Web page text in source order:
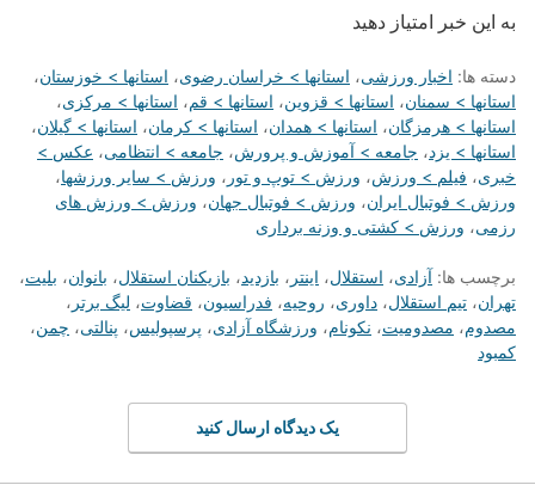
به این خبر امتیاز دهید
دسته ها: اخبار ورزشی، استانها > خراسان رضوی، استانها > خوزستان،
استانها > سمنان، استانها > قزوین، استانها > قم، استانها > مرکزی،
استانها > هرمزگان، استانها > همدان، استانها > کرمان، استانها > گیلان،
استانها > یزد، جامعه > آموزش و پرورش، جامعه > انتظامی، عکس >
خبری، فیلم > ورزش، ورزش > توپ و تور ، ورزش > سایر ورزشها،
ورزش > فوتبال ایران، ورزش > فوتبال جهان، ورزش > ورزش های
رزمی، ورزش > کشتی و وزنه برداری
برچسب ها: آزادی، استقلال، اینتر ، بازدید، بازیکنان استقلال، بانوان، بلیت،
تهران، تیم استقلال، داوری، روحیه، فدراسیون، قضاوت، لیگ برتر ،
مصدوم، مصدومیت، نکونام، ورزشگاه آزادی، پرسپولیس، پنالتی، چمن،
کمبود
یک دیدگاه ارسال کنید